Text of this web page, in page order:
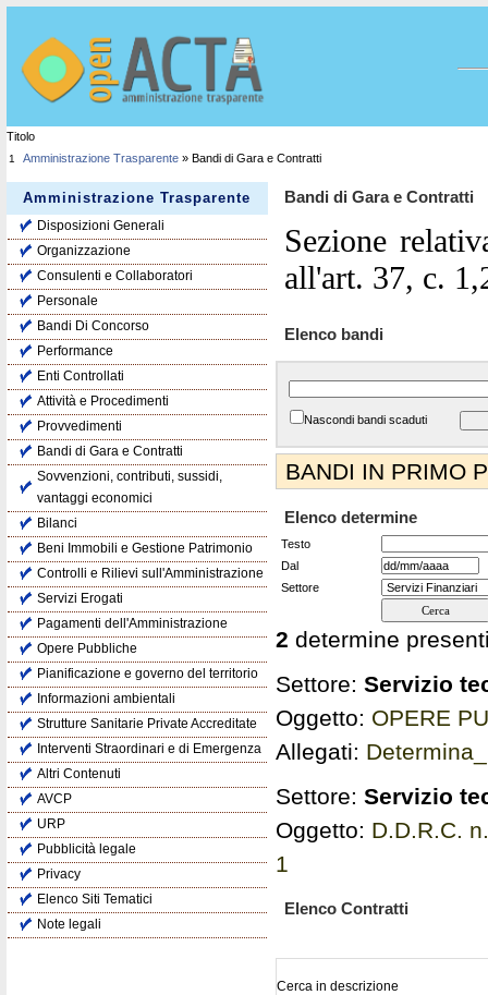
Titolo
1 Amministrazione Trasparente » Bandi di Gara e Contratti
Bandi di Gara e Contratti
Sezione
all'art. 37, c.
Elenco bandi
Nascondi bandi scaduti
BANDI IN PRIMO
Elenco determine
Testo
Dal
Settore
2 determine
Settore: Servizio
Oggetto: OPERE
Allegati:
Settore: Servizio
Oggetto: D.D.R.C.
1
Elenco Contratti
Cerca in descrizione
Amministrazione Trasparente
Disposizioni Generali
Organizzazione
Consulenti e Collaboratori
Personale
Bandi Di Concorso
Performance
Enti Controllati
Attività e Procedimenti
Provvedimenti
Bandi di Gara e Contratti
Sovvenzioni, contributi, sussidi,
vantaggi economici
Bilanci
Beni Immobili e Gestione Patrimonio
Controlli e Rilievi sull'Amministrazione
Servizi Erogati
Pagamenti dell'Amministrazione
Opere Pubbliche
Pianificazione e governo del territorio
Informazioni ambientali
Strutture Sanitarie Private Accreditate
Interventi Straordinari e di Emergenza
Altri Contenuti
AVCP
URP
Pubblicità legale
Privacy
Elenco Siti Tematici
Note legali